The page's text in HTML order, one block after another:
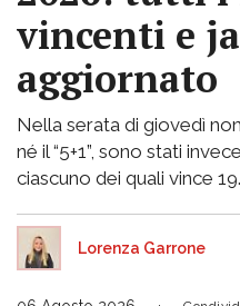
vincenti e
aggiornato
Nella serata di giovedì
né il “5+1”, sono stati
ciascuno dei quali vince
Lorenza Garrone